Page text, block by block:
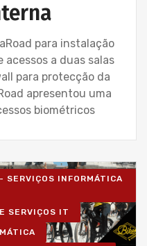
para instalação
a duas salas
para protecção da
apresentou uma
biométricos
SERVIÇOS INFORMÁTICA
SERVIÇOS IT